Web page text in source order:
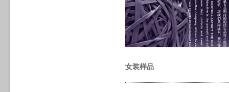
女装样品